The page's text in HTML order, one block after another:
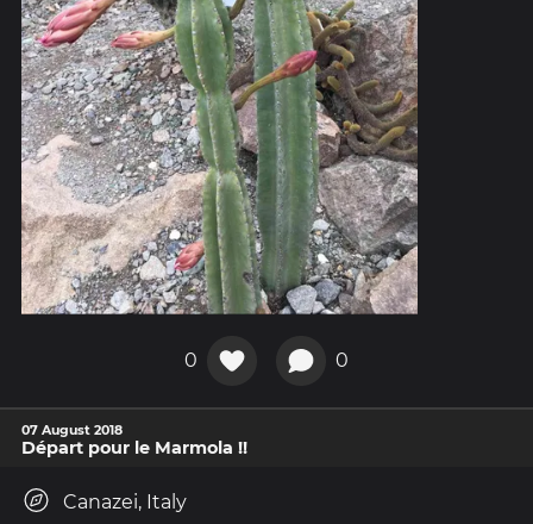
0 0
07 August 2018
Départ pour le Marmola !!
Canazei, Italy